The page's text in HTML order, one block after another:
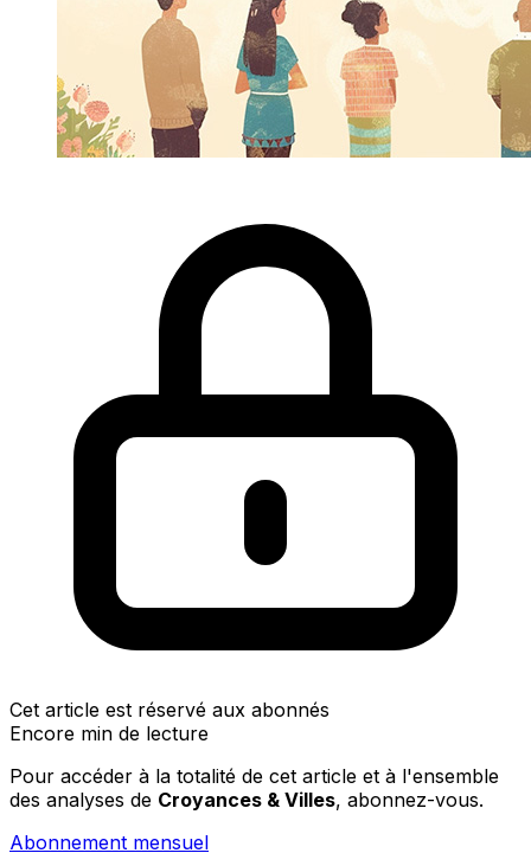
Cet article est réservé aux abonnés
Encore min de lecture
Pour accéder à la totalité de cet article et à l'ensemble
des analyses de Croyances & Villes, abonnez-vous.
Abonnement mensuel